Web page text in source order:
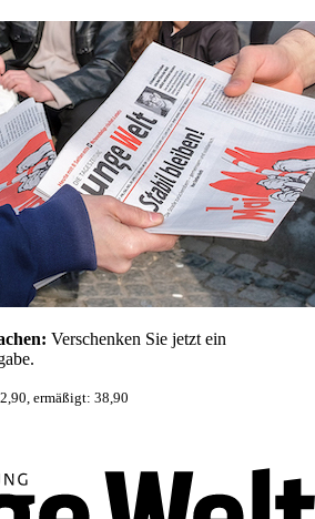
Verschenken Sie jetzt ein
ermäßigt: 38,90